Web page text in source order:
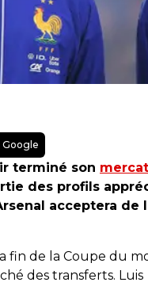
terminé son
des profils
acceptera de
fin de la Coupe du
des transferts. Luis